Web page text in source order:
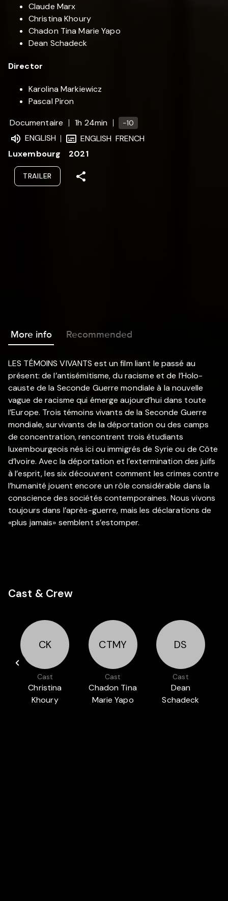
Claude Marx
Christina Khoury
Chadon Tina Marie Yapo
Dean Schadeck
Director
Karolina Markiewicz
Pascal Piron
Documentaire
1h 24min -10
ENGLISH ENGLISH FRENCH
Luxembourg
2021
TRAILER
More info Recommended
LES TÉMOINS VIVANTS est un film liant le passé au
présent: de l’antisémitisme, du racisme et de l’Holo-
causte de la Seconde Guerre mondiale à la nouvelle
vague de racisme qui émerge aujourd’hui dans toute
l’Europe. Trois témoins vivants de la Seconde Guerre
mondiale, survivants de la déportation ou des camps
de concentration, rencontrent trois étudiants
luxembourgeois nés ici ou immigrés de Syrie ou de Côte
d’Ivoire. Avec la déportation et l’extermination des juifs
à l’esprit, les six découvrent comment les crimes contre
l’humanité jouent encore un rôle considérable dans la
conscience des sociétés contemporaines. Nous vivons
toujours dans l’après-guerre, mais les déclarations de
«plus jamais» semblent s’estomper.
Cast & Crew
CK
Cast
Christina
Khoury
CTMY
Cast
Chadon Tina
Marie Yapo
DS
Cast
Dean
Schadeck